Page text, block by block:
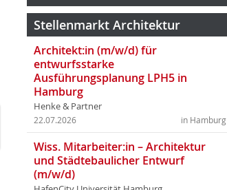
Stellenmarkt Architektur
Architekt:in (m/w/d) für
entwurfsstarke
Ausführungsplanung LPH5 in
Hamburg
Henke & Partner
in Hamburg
22.07.2026
Wiss. Mitarbeiter:in – Architektur
und Städtebaulicher Entwurf
(m/w/d)